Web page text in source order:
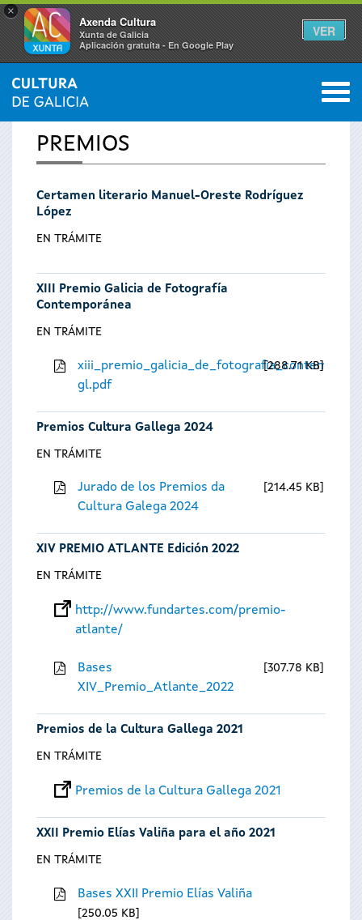
×
Axenda Cultura
Xunta de Galicia
Aplicación gratuíta - En Google Play
VER
Se
encuentra
usted
aquí
INICIO 0
PREMIOS
Certamen literario Manuel-Oreste Rodríguez
López
EN TRÁMITE
XIII Premio Galicia de Fotografía
Contemporánea
EN TRÁMITE
gl.pdf
288.71 KB
Premios Cultura Gallega 2024
EN TRÁMITE
Jurado de los Premios da
Cultura Galega 2024
214.45 KB
XIV PREMIO ATLANTE Edición 2022
EN TRÁMITE
http://www.fundartes.com/premio-
atlante/
Bases
XIV_Premio_Atlante_2022
307.78 KB
Premios de la Cultura Gallega 2021
EN TRÁMITE
Premios de la Cultura Gallega 2021
XXII Premio Elías Valiña para el año 2021
EN TRÁMITE
Bases XXII Premio Elías Valiña
250.05 KB